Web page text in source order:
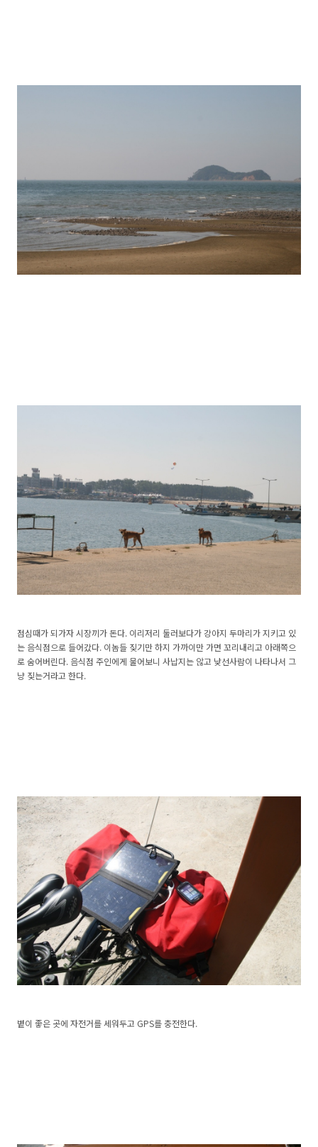
점심때가 되가자 시장끼가 돈다. 이리저리 둘러보다가 강아지 두마리가 지키고 있
는 음식점으로 들어갔다. 이놈들 짖기만 하지 가까이만 가면 꼬리내리고 아래쪽으
로 숨어버린다. 음식점 주인에게 물어보니 사납지는 않고 낮선사람이 나타나서 그
냥 짖는거라고 한다.
볕이 좋은 곳에 자전거를 세워두고 GPS를 충전한다.